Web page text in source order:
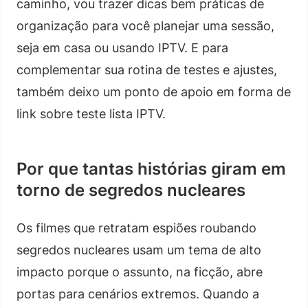
caminho, vou trazer dicas bem práticas de
organização para você planejar uma sessão,
seja em casa ou usando IPTV. E para
complementar sua rotina de testes e ajustes,
também deixo um ponto de apoio em forma de
link sobre teste lista IPTV.
Por que tantas histórias giram em
torno de segredos nucleares
Os filmes que retratam espiões roubando
segredos nucleares usam um tema de alto
impacto porque o assunto, na ficção, abre
portas para cenários extremos. Quando a